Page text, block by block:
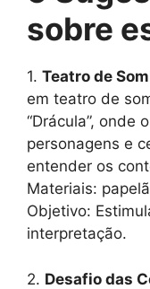
sobre
1. Teatro de
em teatro de
“Drácula”, onde
personagens e
entender os
Materiais:
Objetivo:
interpretação.
2. Desafio das